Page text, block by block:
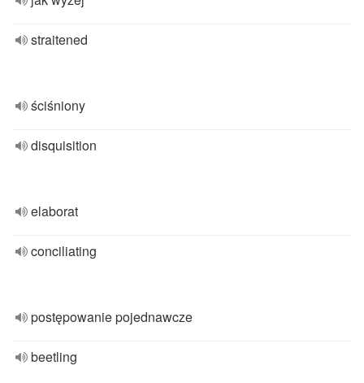
straitened
ściśniony
disquisition
elaborat
conciliating
postępowanie pojednawcze
beetling